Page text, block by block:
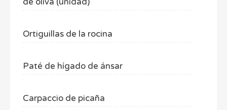
Ortiguillas de la rocina
Paté de hígado de ánsar
Carpaccio de picaña